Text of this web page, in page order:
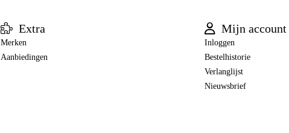
Extra
Merken
Aanbiedingen
Mijn account
Inloggen
Bestelhistorie
Verlanglijst
Nieuwsbrief